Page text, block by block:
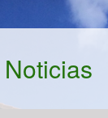
Noticias